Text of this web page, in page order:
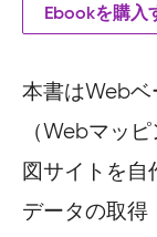
Ebookを購入
本書はWebベ
（Webマッ
図サイトを自
データの取得